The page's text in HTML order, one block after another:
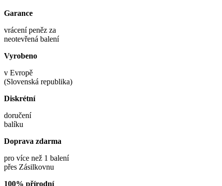
Garance
vrácení peněz za
neotevřená balení
Vyrobeno
v Evropě
(Slovenská republika)
Diskrétní
doručení
balíku
Doprava zdarma
pro více než 1 balení
přes Zásilkovnu
100% přírodní